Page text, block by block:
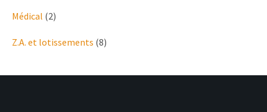
Médical (2)
Z.A. et lotissements (8)